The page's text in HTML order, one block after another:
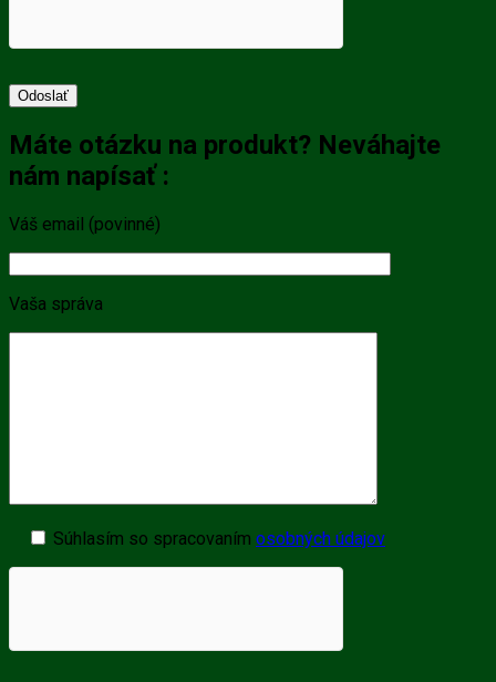
Máte otázku na produkt? Neváhajte
nám napísať :
Váš email (povinné)
Vaša správa
Súhlasím so spracovaním osobných údajov